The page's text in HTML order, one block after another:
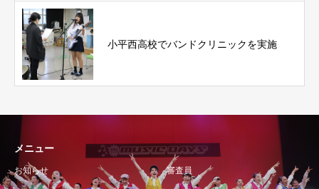
小平西高校でバンドクリニックを実施
メニュー
お知らせ 審査員